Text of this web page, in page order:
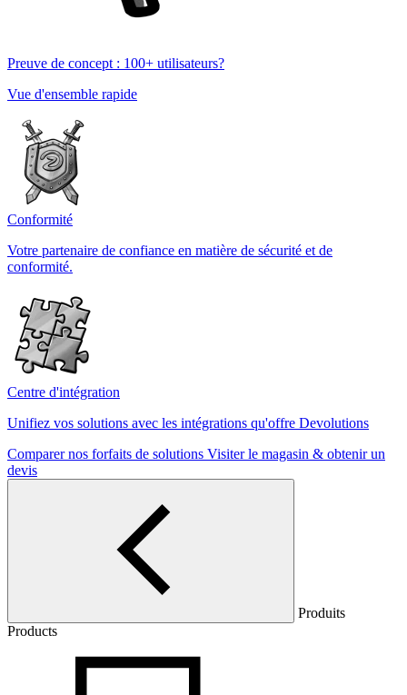
Preuve de concept : 100+ utilisateurs?
Vue d'ensemble rapide
Conformité
Votre partenaire de confiance en matière de sécurité et de
conformité.
Centre d'intégration
Unifiez vos solutions avec les intégrations qu'offre Devolutions
Comparer nos forfaits de solutions Visiter le magasin & obtenir un
devis
Produits
Products